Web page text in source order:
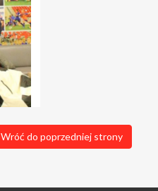
Wróć do poprzedniej strony